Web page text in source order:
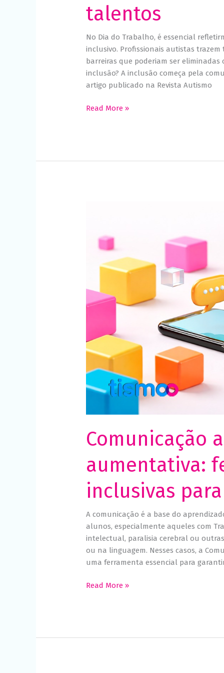
talentos
No Dia do Trabalho, é essencial
inclusivo. Profissionais autistas
barreiras que poderiam ser eliminadas
inclusão? A inclusão começa pela
artigo publicado na Revista Autismo
Read More »
Comunicação
aumentativa:
inclusivas
A comunicação é a base do
alunos, especialmente aqueles com
intelectual, paralisia cerebral ou
ou na linguagem. Nesses casos, a
uma ferramenta essencial para
aumentativa:
ferramentas
inclusivas
professores
Read More »